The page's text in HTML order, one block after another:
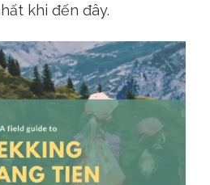
khi đến đây.